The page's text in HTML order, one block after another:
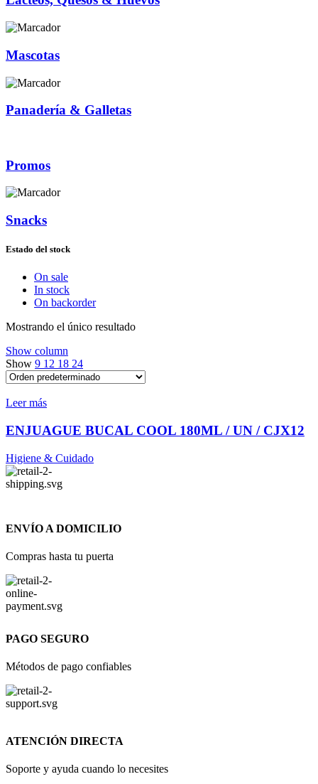
Mascotas
Panadería & Galletas
Promos
Snacks
Estado del stock
On sale
In stock
On backorder
Mostrando el único resultado
Show column
Show 9 12 18 24
Leer más
ENJUAGUE BUCAL COOL 180ML / UN / CJX12
Higiene & Cuidado
ENVÍO A DOMICILIO
Compras hasta tu puerta
PAGO SEGURO
Métodos de pago confiables
ATENCIÓN DIRECTA
Soporte y ayuda cuando lo necesites